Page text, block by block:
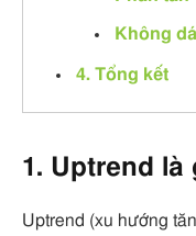
Không
4. Tổng kết
1. Uptrend là
Uptrend (xu hướng